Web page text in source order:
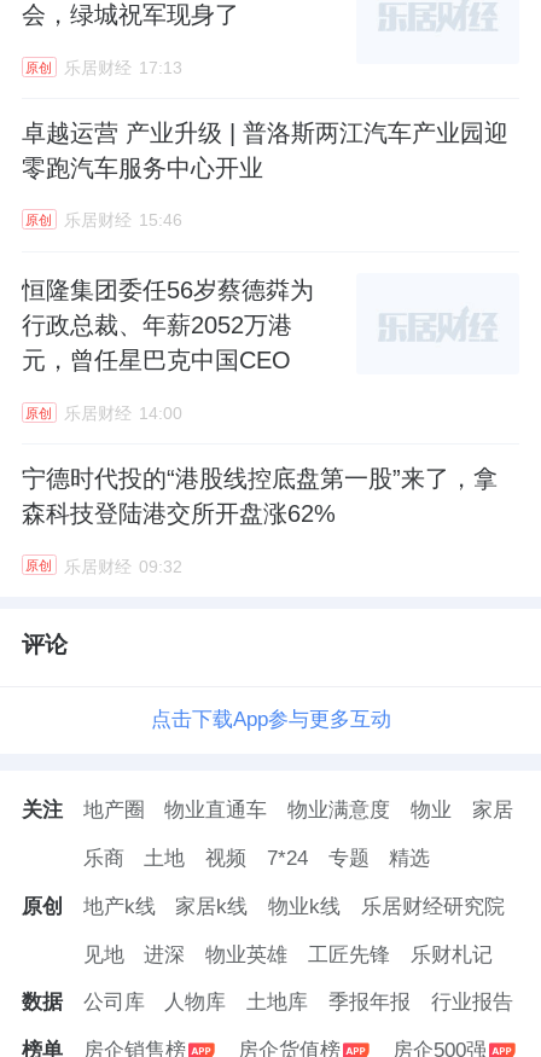
会，绿城祝军现身了
原创 乐居财经 17:13
卓越运营 产业升级 | 普洛斯两江汽车产业园迎
零跑汽车服务中心开业
原创 乐居财经 15:46
恒隆集团委任56岁蔡德粦为
行政总裁、年薪2052万港
元，曾任星巴克中国CEO
原创 乐居财经 14:00
宁德时代投的“港股线控底盘第一股”来了，拿
森科技登陆港交所开盘涨62%
原创 乐居财经 09:32
评论
点击下载App参与更多互动
关注 地产圈 物业直通车 物业满意度 物业 家居
乐商 土地 视频 7*24 专题 精选
原创 地产k线 家居k线 物业k线 乐居财经研究院
见地 进深 物业英雄 工匠先锋 乐财札记
数据 公司库 人物库 土地库 季报年报 行业报告
榜单 房企销售榜 房企货值榜 房企500强